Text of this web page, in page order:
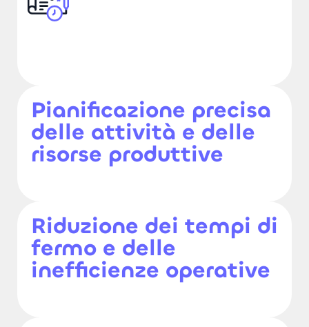
Pianificazione precisa
delle attività e delle
risorse produttive
Riduzione dei tempi di
fermo e delle
inefficienze operative